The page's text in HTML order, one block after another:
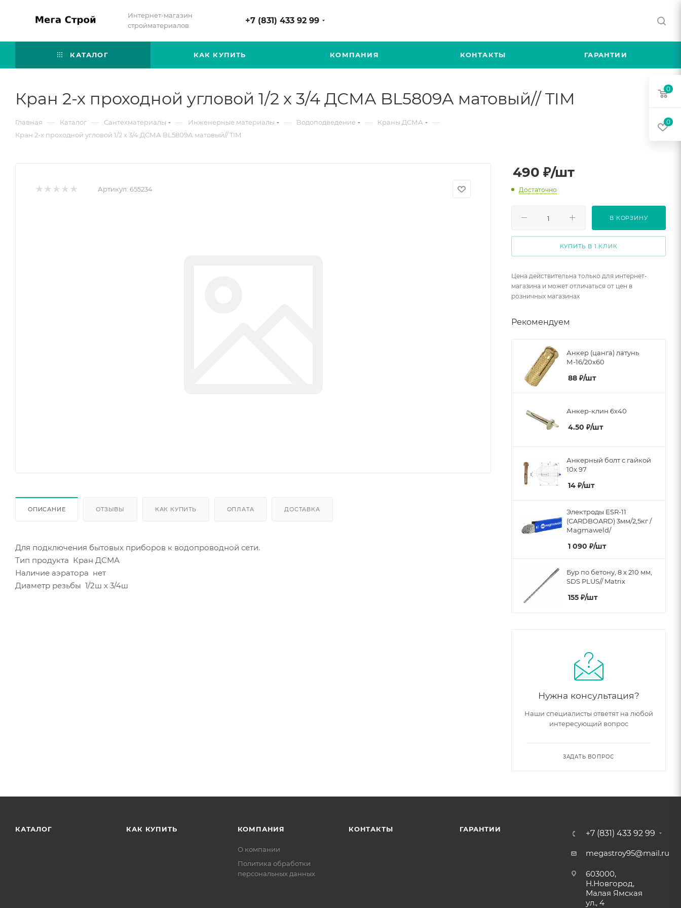
Интернет-магазин
стройматериалов
+7 (831) 433 92 99
КАТАЛОГ КАК КУПИТЬ КОМПАНИЯ КОНТАКТЫ ГАРАНТИИ
Кран 2-х проходной угловой 1/2 х 3/4 ДСМА BL5809А матовый// TIM
Главная — Каталог — Сантехматериалы — Инженерные материалы — Водоподведение — Краны ДСМА —
Кран 2-х проходной угловой 1/2 х 3/4 ДСМА BL5809А матовый// TIM
Артикул: 655234
ОПИСАНИЕ ОТЗЫВЫ КАК КУПИТЬ ОПЛАТА ДОСТАВКА
Для подключения бытовых приборов к водопроводной сети.
Тип продукта Кран ДСМА
Наличие аэратора нет
Диаметр резьбы 1/2ш х 3/4ш
490 ₽/шт
Достаточно
В КОРЗИНУ
КУПИТЬ В 1 КЛИК
Цена действительна только для интернет-
магазина и может отличаться от цен в
розничных магазинах
Рекомендуем
Анкер (цанга) латунь
М-16/20х60
88 ₽/шт
Анкер-клин 6х40
4.50 ₽/шт
Анкерный болт с гайкой
10х 97
14 ₽/шт
Электроды ESR-11
(CARDBOARD) 3мм/2,5кг /
Мagmaweld/
1 090 ₽/шт
Бур по бетону, 8 x 210 мм,
SDS PLUS// Matrix
155 ₽/шт
Нужна консультация?
Наши специалисты ответят на любой
интересующий вопрос
ЗАДАТЬ ВОПРОС
КАТАЛОГ КАК КУПИТЬ КОМПАНИЯ
О компании
Политика обработки
персональных данных
КОНТАКТЫ ГАРАНТИИ +7 (831) 433 92 99
megastroy95@mail.ru
603000,
Н.Новгород,
Малая Ямская
ул., 4
0
0